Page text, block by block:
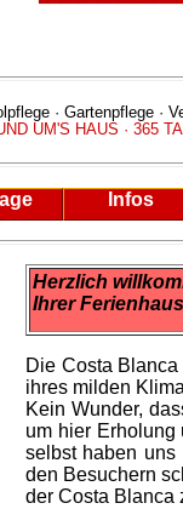
· Gartenpflege·
UM'S HAUS · 365
Infos
Herzlich
Ihrer
Die Costa
ihres milden
Kein Wunder,
um hier
selbst haben uns
den Besuchern
der Costa Blanca